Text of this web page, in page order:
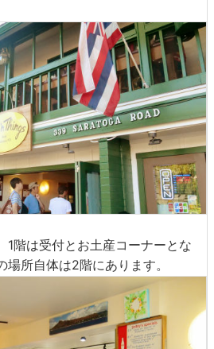
1階は受付とお土産コーナーとな
所自体は2階にあります。